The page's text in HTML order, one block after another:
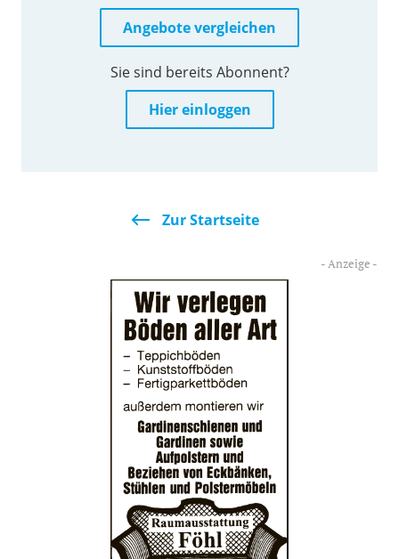
Angebote vergleichen
Sie sind bereits Abonnent?
Hier einloggen
Zur Startseite